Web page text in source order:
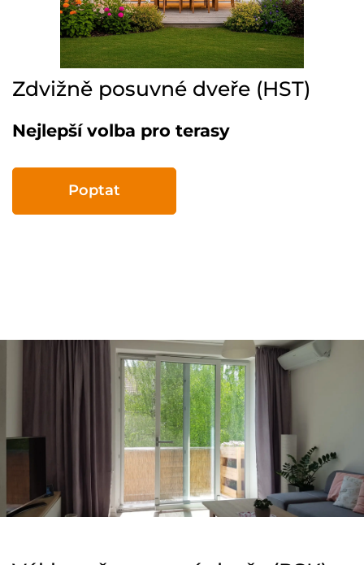
Zdvižně posuvné dveře (HST)
Nejlepší volba pro terasy
Poptat